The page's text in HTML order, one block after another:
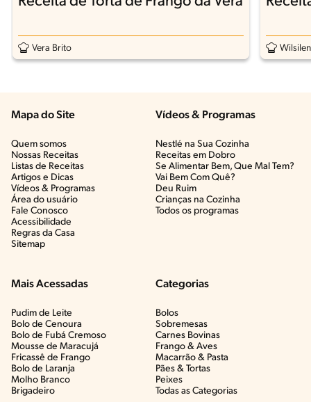
Vera Brito
Mapa do Site
Quem somos
Nossas Receitas
Listas de Receitas​
Artigos e Dicas​
Vídeos & Programas​
Área do usuário
Fale Conosco
Acessibilidade
Regras da Casa
Sitemap
Vídeos & Programas​
Nestlé na Sua Cozinha
Receitas em Dobro
Se Alimentar Bem, Que Mal Tem?​
Vai Bem Com Quê?​
Deu Ruim​
Crianças na Cozinha​
Todos os programas
Mais Acessadas
Pudim de Leite
Bolo de Cenoura
Bolo de Fubá Cremoso
Mousse de Maracujá
Fricassê de Frango
Bolo de Laranja
Molho Branco
Brigadeiro
Categorias
Bolos
Sobremesas
Carnes Bovinas​
Frango & Aves​
Macarrão & Pasta​
Pães & Tortas​
Peixes
Todas as Categorias